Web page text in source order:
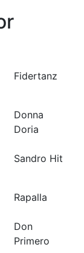
Fidertanz
Donna
Doria
Sandro Hit
Rapalla
Don
Primero